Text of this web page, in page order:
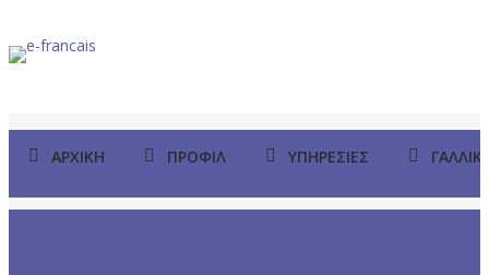
ΑΡΧΙΚΉ ΠΡΟΦΊΛ ΥΠΗΡΕΣΊΕΣ